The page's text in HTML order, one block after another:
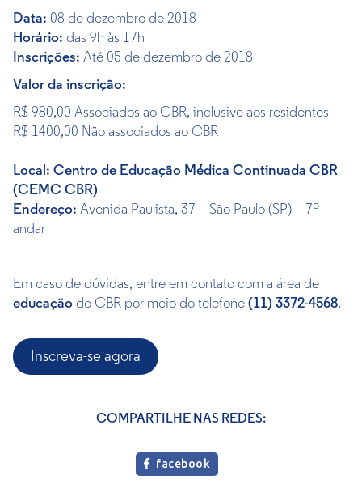
Data: 08 de dezembro de 2018
Horário: das 9h às 17h
Inscrições: Até 05 de dezembro de 2018
Valor da inscrição:
R$ 980,00 Associados ao CBR, inclusive aos residentes
R$ 1400,00 Não associados ao CBR
Local: Centro de Educação Médica Continuada CBR
(CEMC CBR)
Endereço: Avenida Paulista, 37 – São Paulo (SP) – 7º
andar
Em caso de dúvidas, entre em contato com a área de
educação do CBR por meio do telefone(11) 3372-4568.
Inscreva-se agora
COMPARTILHE NAS REDES:
 facebook